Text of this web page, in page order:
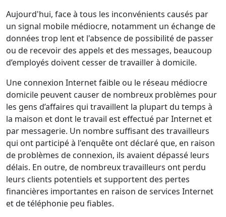
Aujourd'hui, face à tous les inconvénients causés par
un signal mobile médiocre, notamment un échange de
données trop lent et l'absence de possibilité de passer
ou de recevoir des appels et des messages, beaucoup
d’employés doivent cesser de travailler à domicile.
Une connexion Internet faible ou le réseau médiocre
domicile peuvent causer de nombreux problèmes pour
les gens d’affaires qui travaillent la plupart du temps à
la maison et dont le travail est effectué par Internet et
par messagerie. Un nombre suffisant des travailleurs
qui ont participé à l'enquête ont déclaré que, en raison
de problèmes de connexion, ils avaient dépassé leurs
délais. En outre, de nombreux travailleurs ont perdu
leurs clients potentiels et supportent des pertes
financières importantes en raison de services Internet
et de téléphonie peu fiables.